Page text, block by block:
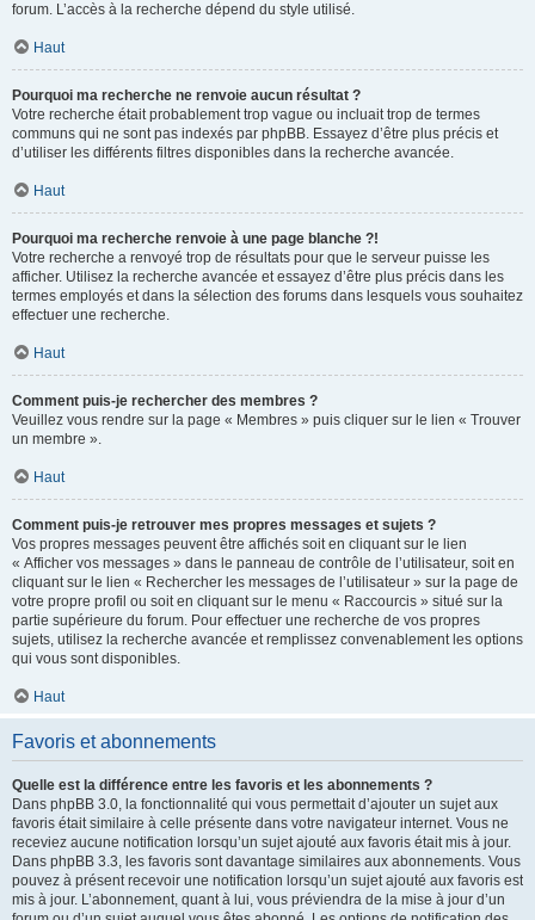
forum. L’accès à la recherche dépend du style utilisé.
Haut
Pourquoi ma recherche ne renvoie aucun résultat ?
Votre recherche était probablement trop vague ou incluait trop de termes
communs qui ne sont pas indexés par phpBB. Essayez d’être plus précis et
d’utiliser les différents filtres disponibles dans la recherche avancée.
Haut
Pourquoi ma recherche renvoie à une page blanche ?!
Votre recherche a renvoyé trop de résultats pour que le serveur puisse les
afficher. Utilisez la recherche avancée et essayez d’être plus précis dans les
termes employés et dans la sélection des forums dans lesquels vous souhaitez
effectuer une recherche.
Haut
Comment puis-je rechercher des membres ?
Veuillez vous rendre sur la page « Membres » puis cliquer sur le lien « Trouver
un membre ».
Haut
Comment puis-je retrouver mes propres messages et sujets ?
Vos propres messages peuvent être affichés soit en cliquant sur le lien
« Afficher vos messages » dans le panneau de contrôle de l’utilisateur, soit en
cliquant sur le lien « Rechercher les messages de l’utilisateur » sur la page de
votre propre profil ou soit en cliquant sur le menu « Raccourcis » situé sur la
partie supérieure du forum. Pour effectuer une recherche de vos propres
sujets, utilisez la recherche avancée et remplissez convenablement les options
qui vous sont disponibles.
Haut
Favoris et abonnements
Quelle est la différence entre les favoris et les abonnements ?
Dans phpBB 3.0, la fonctionnalité qui vous permettait d’ajouter un sujet aux
favoris était similaire à celle présente dans votre navigateur internet. Vous ne
receviez aucune notification lorsqu’un sujet ajouté aux favoris était mis à jour.
Dans phpBB 3.3, les favoris sont davantage similaires aux abonnements. Vous
pouvez à présent recevoir une notification lorsqu’un sujet ajouté aux favoris est
mis à jour. L’abonnement, quant à lui, vous préviendra de la mise à jour d’un